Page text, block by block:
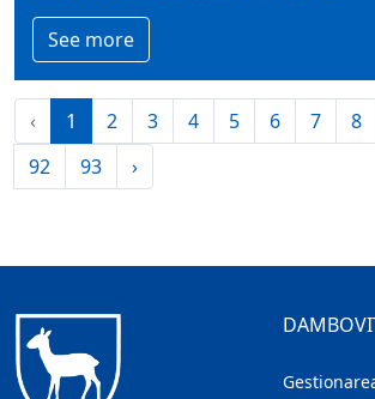
See more
‹ 1 2 3 4 5 6 7 8
92
93 ›